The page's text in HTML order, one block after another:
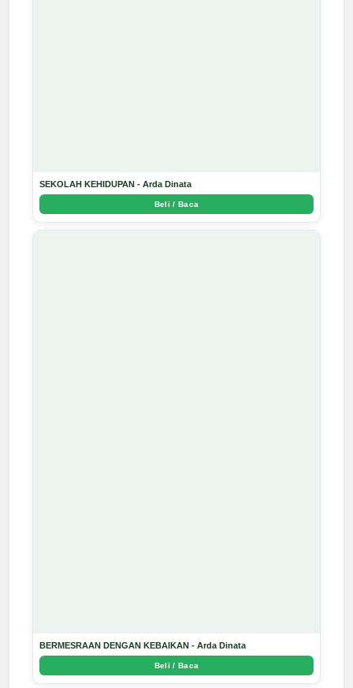
SEKOLAH KEHIDUPAN - Arda Dinata
Beli / Baca
BERMESRAAN DENGAN KEBAIKAN - Arda Dinata
Beli / Baca